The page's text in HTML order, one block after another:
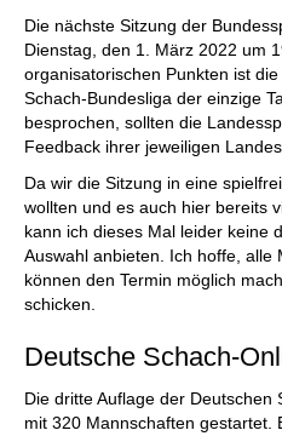
Die nächste Sitzung der
Dienstag, den 1. März 2022 um
organisatorischen Punkten ist
Schach-Bundesliga der einzige
besprochen, sollten die
Feedback ihrer jeweiligen
Da wir die Sitzung in eine
wollten und es auch hier bereits
kann ich dieses Mal leider keine
Auswahl anbieten. Ich hoffe, alle
können den Termin möglich
schicken.
Deutsche Schach-
Die dritte Auflage der Deutschen
mit 320 Mannschaften gestartet.